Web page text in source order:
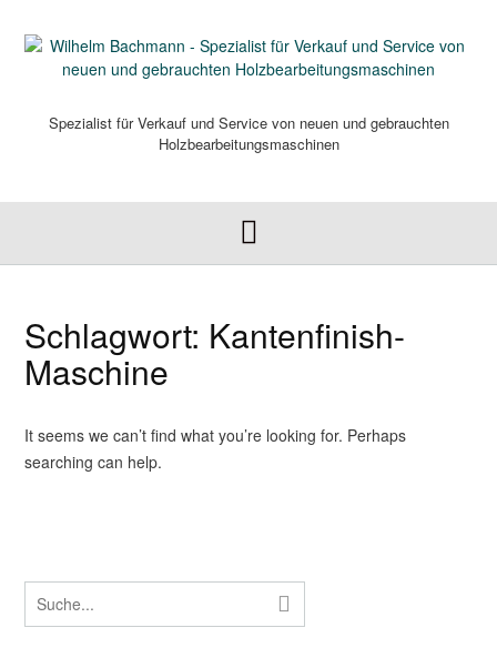
content
Spezialist für Verkauf und Service von neuen und gebrauchten
Holzbearbeitungsmaschinen
Schlagwort: Kantenfinish-
Maschine
It seems we can’t find what you’re looking for. Perhaps
searching can help.